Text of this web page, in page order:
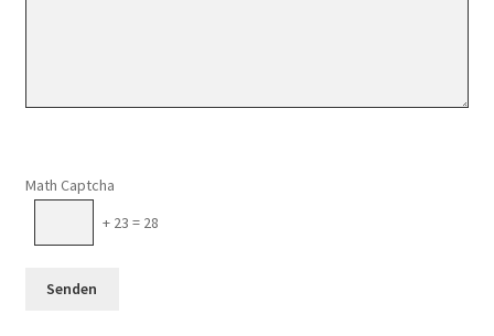
Math Captcha
+ 23 = 28